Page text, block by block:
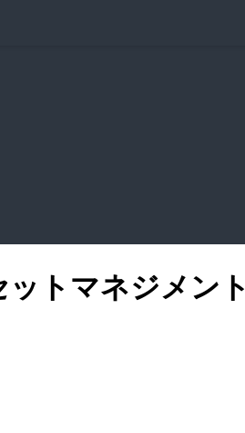
トマネジメント